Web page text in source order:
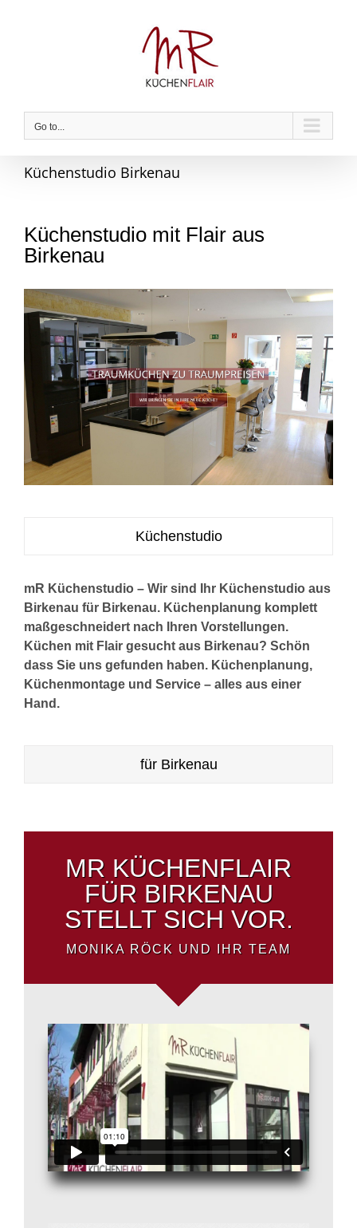
Go to...
Küchenstudio Birkenau
Küchenstudio mit Flair aus
Birkenau
Küchenstudio
mR Küchenstudio – Wir sind Ihr Küchenstudio aus
Birkenau für Birkenau. Küchenplanung komplett
maßgeschneidert nach Ihren Vorstellungen.
Küchen mit Flair gesucht aus Birkenau? Schön
dass Sie uns gefunden haben. Küchenplanung,
Küchenmontage und Service – alles aus einer
Hand.
für Birkenau
MR KÜCHENFLAIR
FÜR BIRKENAU
STELLT SICH VOR.
MONIKA RÖCK UND IHR TEAM